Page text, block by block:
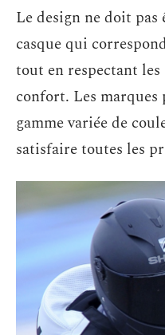
Le design ne doit
casque qui
tout en respectant
confort. Les marques
gamme variée de
satisfaire toutes les